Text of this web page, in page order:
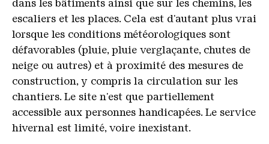
dans les bâtiments ainsi que sur les chemins, les
escaliers et les places. Cela est d'autant plus vrai
lorsque les conditions météorologiques sont
défavorables (pluie, pluie verglaçante, chutes de
neige ou autres) et à proximité des mesures de
construction, y compris la circulation sur les
chantiers. Le site n'est que partiellement
accessible aux personnes handicapées. Le service
hivernal est limité, voire inexistant.